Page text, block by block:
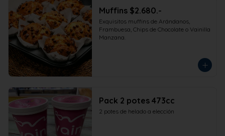
Muffins $2.680.-
Exquisitos muffins de Arándanos,
Frambuesa, Chips de Chocolate o Vainilla
Manzana.
Pack 2 potes 473cc
2 potes de helado a elección